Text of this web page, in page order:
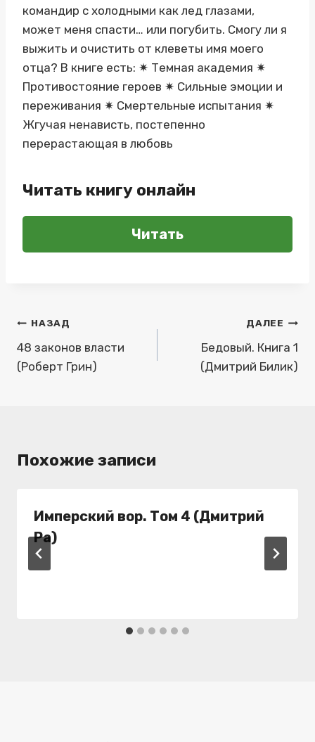
командир с холодными как лед глазами,
может меня спасти… или погубить. Смогу ли я
выжить и очистить от клеветы имя моего
отца? В книге есть: ✷ Темная академия ✷
Противостояние героев ✷ Сильные эмоции и
переживания ✷ Смертельные испытания ✷
Жгучая ненависть, постепенно
перерастающая в любовь
Читать книгу онлайн
Читать
Навигация
по
записям
НАЗАД
48 законов власти
(Роберт Грин)
ДАЛЕЕ
Бедовый. Книга 1
(Дмитрий Билик)
Похожие записи
Имперский вор. Том 4 (Дмитрий
Ра)